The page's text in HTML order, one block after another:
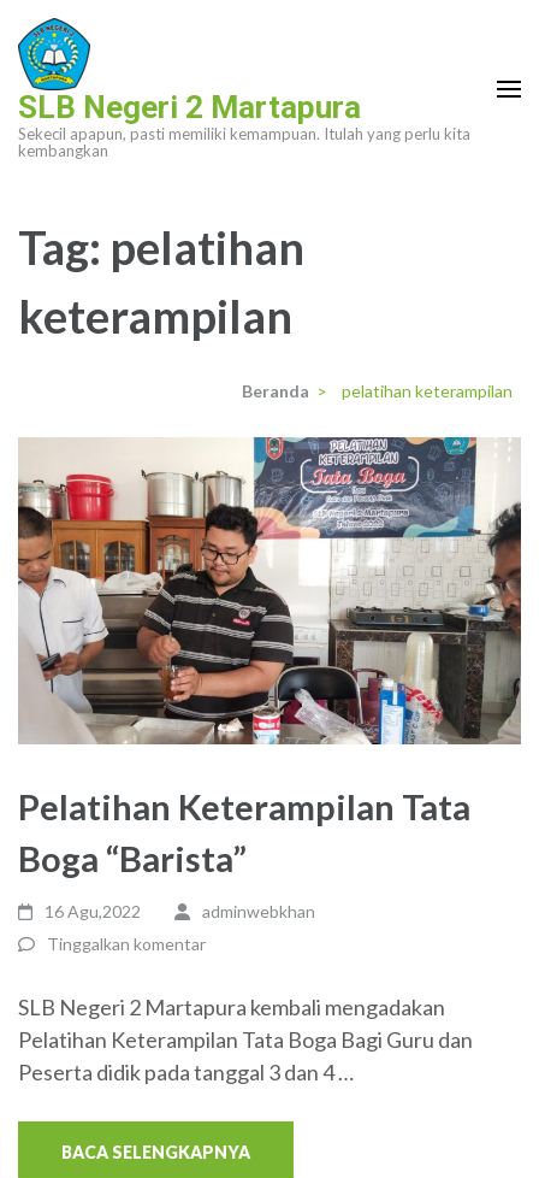
Lompat
ke
konten
(Tekan
Enter)
SLB Negeri 2 Martapura
Sekecil apapun, pasti memiliki kemampuan. Itulah yang perlu kita
kembangkan
Tag: pelatihan
keterampilan
Beranda > pelatihan keterampilan
Pelatihan Keterampilan Tata
Boga “Barista”
16 Agu,2022
adminwebkhan
Tinggalkan komentar
SLB Negeri 2 Martapura kembali mengadakan
Pelatihan Keterampilan Tata Boga Bagi Guru dan
Peserta didik pada tanggal 3 dan 4 …
BACA SELENGKAPNYA